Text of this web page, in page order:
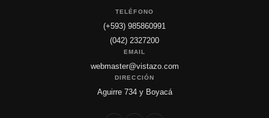
TELÉFONO
(+593) 985860991
(042) 2327200
EMAIL
webmaster@vistazo.com
DIRECCIÓN
Aguirre 734 y Boyacá